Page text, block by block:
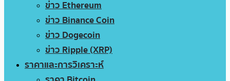
ข่าว Ethereum
ข่าว Binance Coin
ข่าว Dogecoin
ข่าว Ripple (XRP)
ราคาและการวิเคราะห์